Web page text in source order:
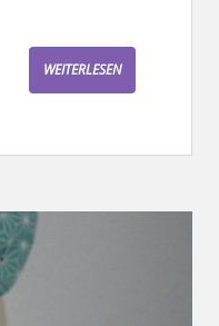
WEITERLESEN